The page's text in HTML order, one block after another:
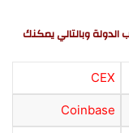
وبالتالي يمكنك
CEX
Coinbase